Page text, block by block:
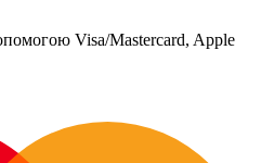
Visa/Mastercard, Apple